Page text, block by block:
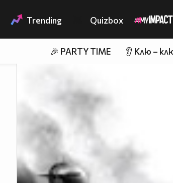
Trending Quizbox
🎉 PARTY TIME 👂 Клю –